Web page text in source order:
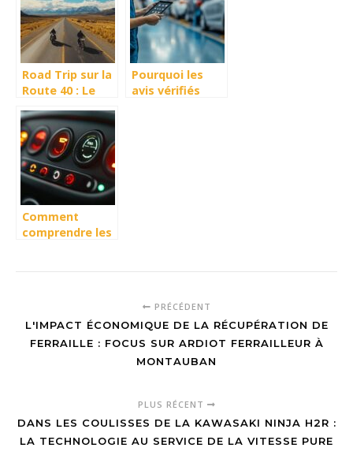
service
innovations
apportées au fil
des générations
Road Trip sur la
Route 40 : Le
pour explorer
les parcs
nationaux
Pourquoi les
avis vérifiés
Comment
comprendre les
PRÉCÉDENT
L'IMPACT ÉCONOMIQUE DE LA RÉCUPÉRATION DE
FERRAILLE : FOCUS SUR ARDIOT FERRAILLEUR À
MONTAUBAN
PLUS RÉCENT
DANS LES COULISSES DE LA KAWASAKI NINJA H2R :
LA TECHNOLOGIE AU SERVICE DE LA VITESSE PURE